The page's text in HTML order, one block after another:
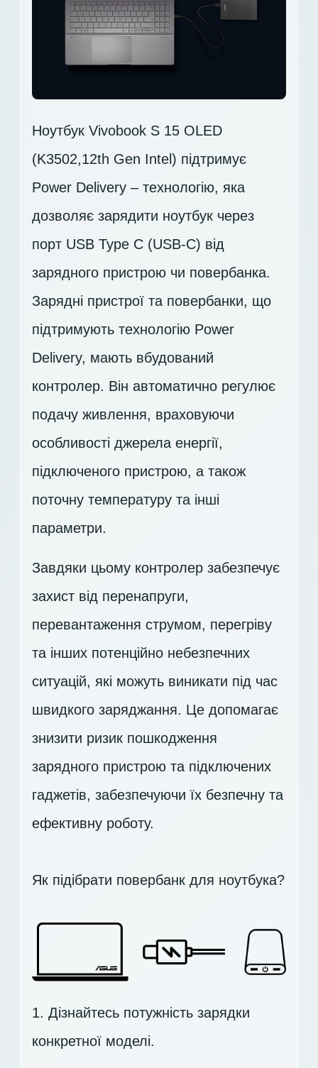
Ноутбук Vivobook S 15 OLED
(K3502,12th Gen Intel) підтримує
Power Delivery – технологію, яка
дозволяє зарядити ноутбук через
порт USB Type C (USB-C) від
зарядного пристрою чи повербанка.
Зарядні пристрої та повербанки, що
підтримують технологію Power
Delivery, мають вбудований
контролер. Він автоматично регулює
подачу живлення, враховуючи
особливості джерела енергії,
підключеного пристрою, а також
поточну температуру та інші
параметри.
Завдяки цьому контролер забезпечує
захист від перенапруги,
перевантаження струмом, перегріву
та інших потенційно небезпечних
ситуацій, які можуть виникати під час
швидкого заряджання. Це допомагає
знизити ризик пошкодження
зарядного пристрою та підключених
гаджетів, забезпечуючи їх безпечну та
ефективну роботу.
Як підібрати повербанк для ноутбука?
1. Дізнайтесь потужність зарядки
конкретної моделі.